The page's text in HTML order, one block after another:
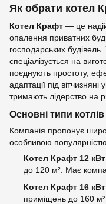
Як обрати котел
Котел Крафт — це
опалення приватних
господарських
спеціалізується на
поєднують простоту,
адаптації під
тримають лідерство на
Основні типи
Компанія пропонує
особливою
Котел Крафт 12 кВт
до 120 м². Має
Котел Крафт 16 кВт
приміщень до 160 м².